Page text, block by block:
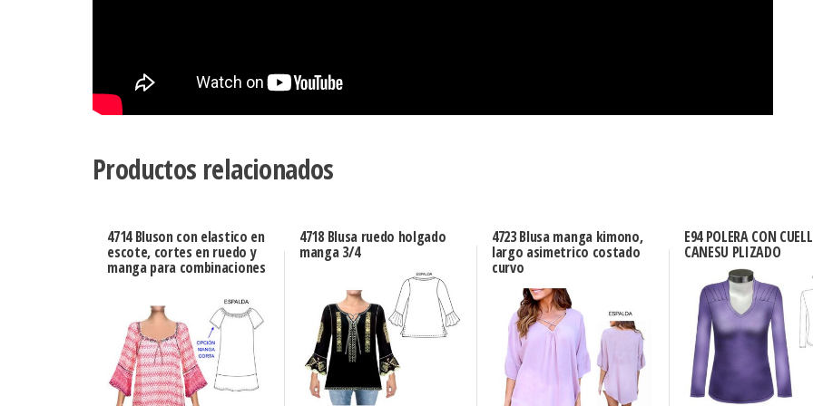
Productos relacionados
4714 Bluson con elastico en
escote, cortes en ruedo y
manga para combinaciones
4718 Blusa ruedo holgado
manga 3/4
4723 Blusa manga kimono,
largo asimetrico costado
curvo
E94 POLERA CON
CANESU PLIZADO